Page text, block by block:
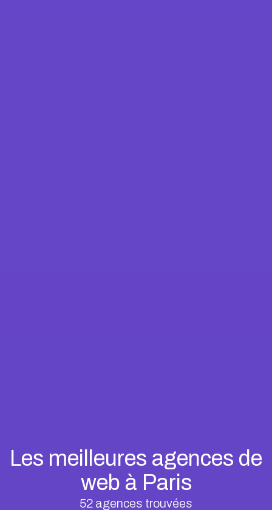
Les meilleures agences de
web à Paris
52 agences trouvées